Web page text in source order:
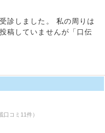
診しました。 私の周りは
稿していませんが「口伝
コミ11件）